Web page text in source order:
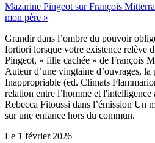
Mazarine Pingeot sur François
mon père »
Grandir dans l’ombre du pouvoir
fortiori lorsque votre existence relève
Pingeot, « fille cachée » de François
Auteur d’une vingtaine d’ouvrages,
Inappropriable (ed. Climats
relation entre l’homme et
Rebecca Fitoussi dans l’émission Un
sur une enfance hors du commun.
Le 1 février 2026